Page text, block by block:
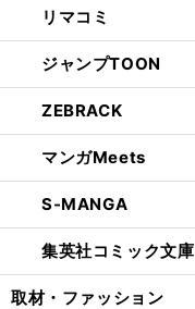
リマコミ
ジャンプTOON
ZEBRACK
マンガMeets
S-MANGA
集英社コミック文庫
取材・ファッション